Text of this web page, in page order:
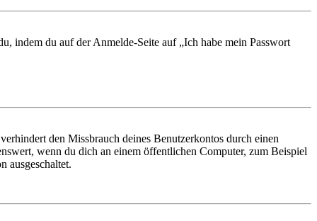
indem du auf der Anmelde-Seite auf „Ich habe mein Passwort
den Missbrauch deines Benutzerkontos durch einen
wenn du dich an einem öffentlichen Computer, zum Beispiel
ausgeschaltet.